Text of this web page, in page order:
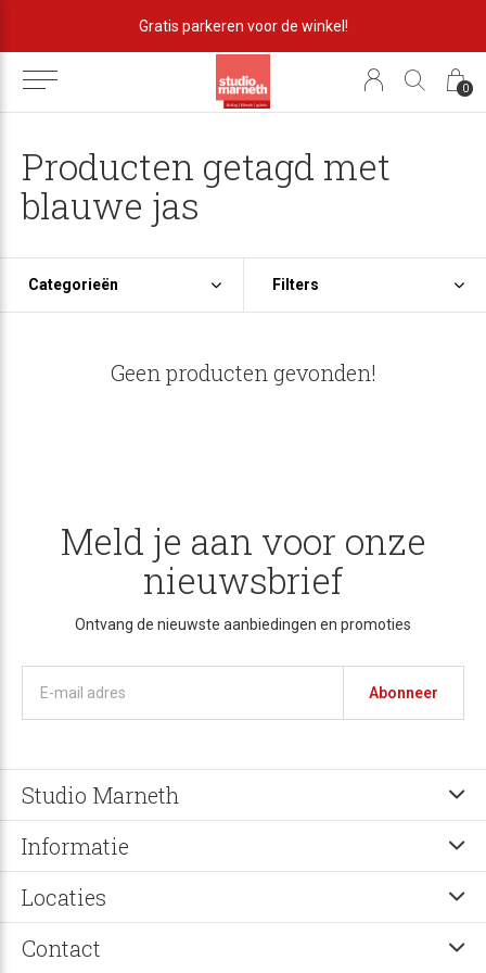
0
Gratis parkeren voor de winkel!
Producten getagd met
blauwe jas
Categorieën Filters
Geen producten gevonden!
Meld je aan voor onze
nieuwsbrief
Ontvang de nieuwste aanbiedingen en promoties
Abonneer
Studio Marneth
Informatie
Locaties
Contact